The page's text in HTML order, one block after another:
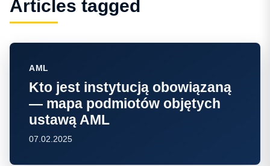
Articles tagged
AML
Kto jest instytucją obowiązaną
— mapa podmiotów objętych
ustawą AML
07.02.2025